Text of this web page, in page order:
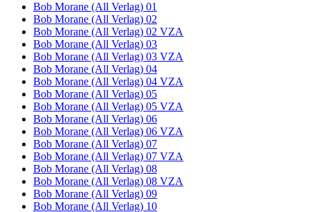
Bob Morane (All Verlag) 01
Bob Morane (All Verlag) 02
Bob Morane (All Verlag) 02 VZA
Bob Morane (All Verlag) 03
Bob Morane (All Verlag) 03 VZA
Bob Morane (All Verlag) 04
Bob Morane (All Verlag) 04 VZA
Bob Morane (All Verlag) 05
Bob Morane (All Verlag) 05 VZA
Bob Morane (All Verlag) 06
Bob Morane (All Verlag) 06 VZA
Bob Morane (All Verlag) 07
Bob Morane (All Verlag) 07 VZA
Bob Morane (All Verlag) 08
Bob Morane (All Verlag) 08 VZA
Bob Morane (All Verlag) 09
Bob Morane (All Verlag) 10